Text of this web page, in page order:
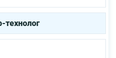
технолог